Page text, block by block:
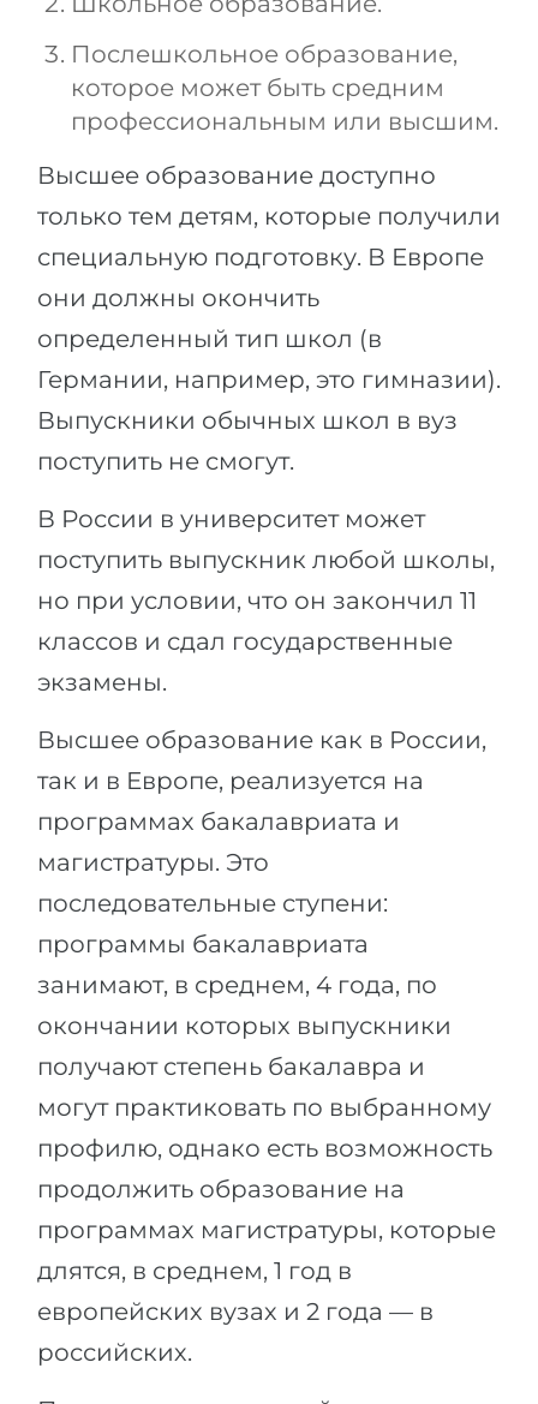
Послешкольное образование,
которое может быть средним
профессиональным или высшим.
Высшее образование доступно
только тем детям, которые получили
специальную подготовку. В Европе
они должны окончить
определенный тип школ (в
Германии, например, это гимназии).
Выпускники обычных школ в вуз
поступить не смогут.
В России в университет может
поступить выпускник любой школы,
но при условии, что он закончил 11
классов и сдал государственные
экзамены.
Высшее образование как в России,
так и в Европе, реализуется на
программах бакалавриата и
магистратуры. Это
последовательные ступени:
программы бакалавриата
занимают, в среднем, 4 года, по
окончании которых выпускники
получают степень бакалавра и
могут практиковать по выбранному
профилю, однако есть возможность
продолжить образование на
программах магистратуры, которые
длятся, в среднем, 1 год в
европейских вузах и 2 года — в
российских.